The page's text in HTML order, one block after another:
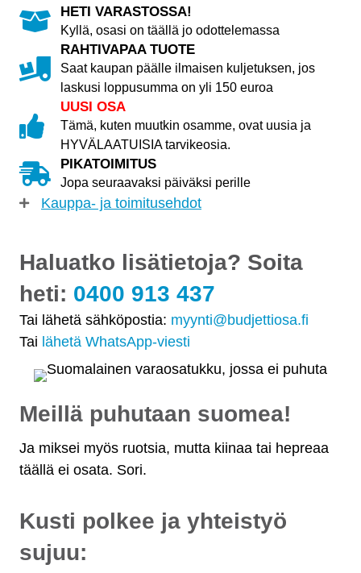
HETI VARASTOSSA!
Kyllä, osasi on täällä jo odottelemassa
RAHTIVAPAA TUOTE
Saat kaupan päälle ilmaisen kuljetuksen, jos
laskusi loppusumma on yli 150 euroa
UUSI OSA
Tämä, kuten muutkin osamme, ovat uusia ja
HYVÄLAATUISIA tarvikeosia.
PIKATOIMITUS
Jopa seuraavaksi päiväksi perille
Kauppa- ja toimitusehdot
Haluatko lisätietoja? Soita
heti: 0400 913 437
Tai lähetä sähköpostia: myynti@budjettiosa.fi
Tai lähetä WhatsApp-viesti
Meillä puhutaan suomea!
Ja miksei myös ruotsia, mutta kiinaa tai hepreaa
täällä ei osata. Sori.
Kusti polkee ja yhteistyö
sujuu: